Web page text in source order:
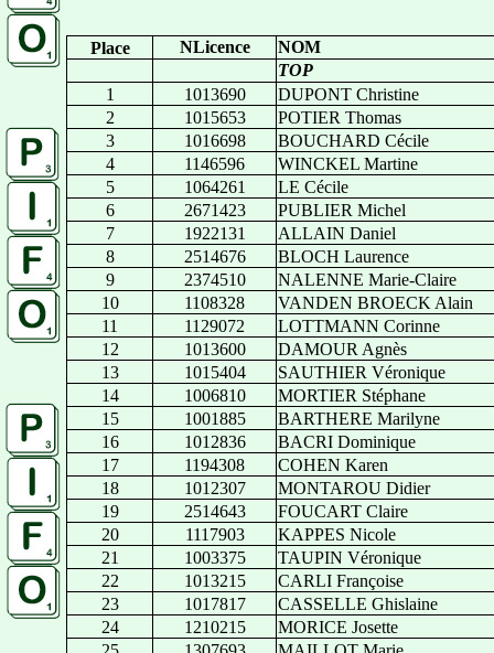
Place NLicence
NOM
TOP
1
1013690
DUPONT Christine
2
1015653
POTIER Thomas
3
1016698
BOUCHARD Cécile
4
1146596
WINCKEL Martine
5
1064261
LE Cécile
6
2671423
PUBLIER Michel
7
1922131
ALLAIN Daniel
8
2514676
BLOCH Laurence
9
2374510
NALENNE Marie-Claire
10
1108328
VANDEN BROECK Alain
11
1129072
LOTTMANN Corinne
12
1013600
DAMOUR Agnès
13
1015404
SAUTHIER Véronique
14
1006810
MORTIER Stéphane
15
1001885
BARTHERE Marilyne
16
1012836
BACRI Dominique
17
1194308
COHEN Karen
18
1012307
MONTAROU Didier
19
2514643
FOUCART Claire
20
1117903
KAPPES Nicole
21
1003375
TAUPIN Véronique
22
1013215
CARLI Françoise
23
1017817
CASSELLE Ghislaine
24
1210215
MORICE Josette